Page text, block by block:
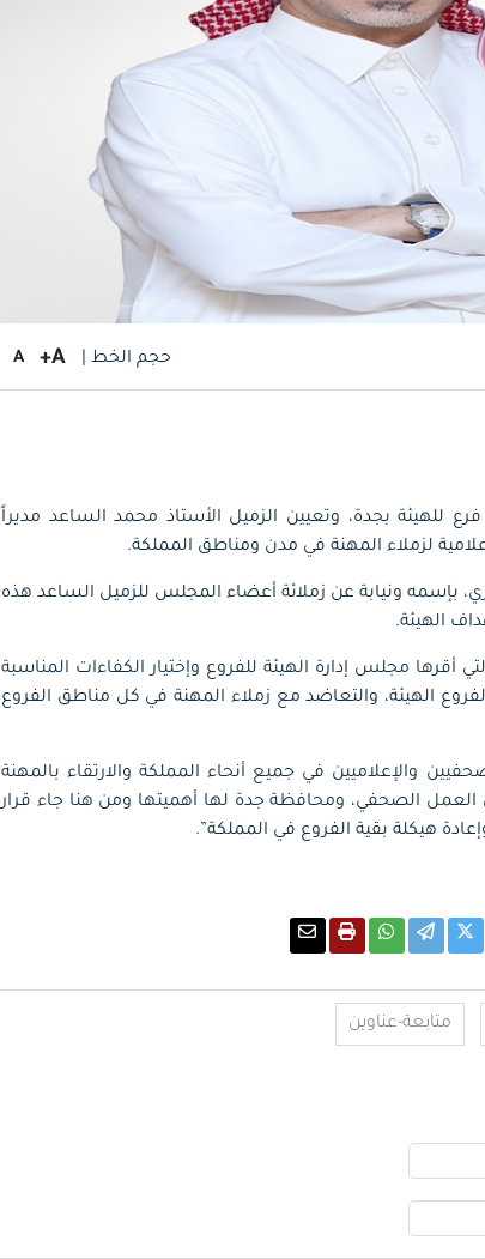
حجم الخط | A+
A
للهيئة بجدة، وتعيين الزميل الأستاذ محمد الساعد مديراً
لزملاء المهنة في مدن ومناطق المملكة.
بإسمه ونيابة عن زملائة أعضاء المجلس للزميل الساعد هذه
الهيئة.
أقرها مجلس إدارة الهيئة للفروع وإختيار الكفاءات المناسبة
الهيئة، والتعاضد مع زملاء المهنة في كل مناطق الفروع
والإعلاميين في جميع أنحاء المملكة والارتقاء بالمهنة
في العمل الصحفي، ومحافظة جدة لها أهميتها ومن هنا جاء قرار
هيكلة بقية الفروع في المملكة”.
متابعة-عناوين